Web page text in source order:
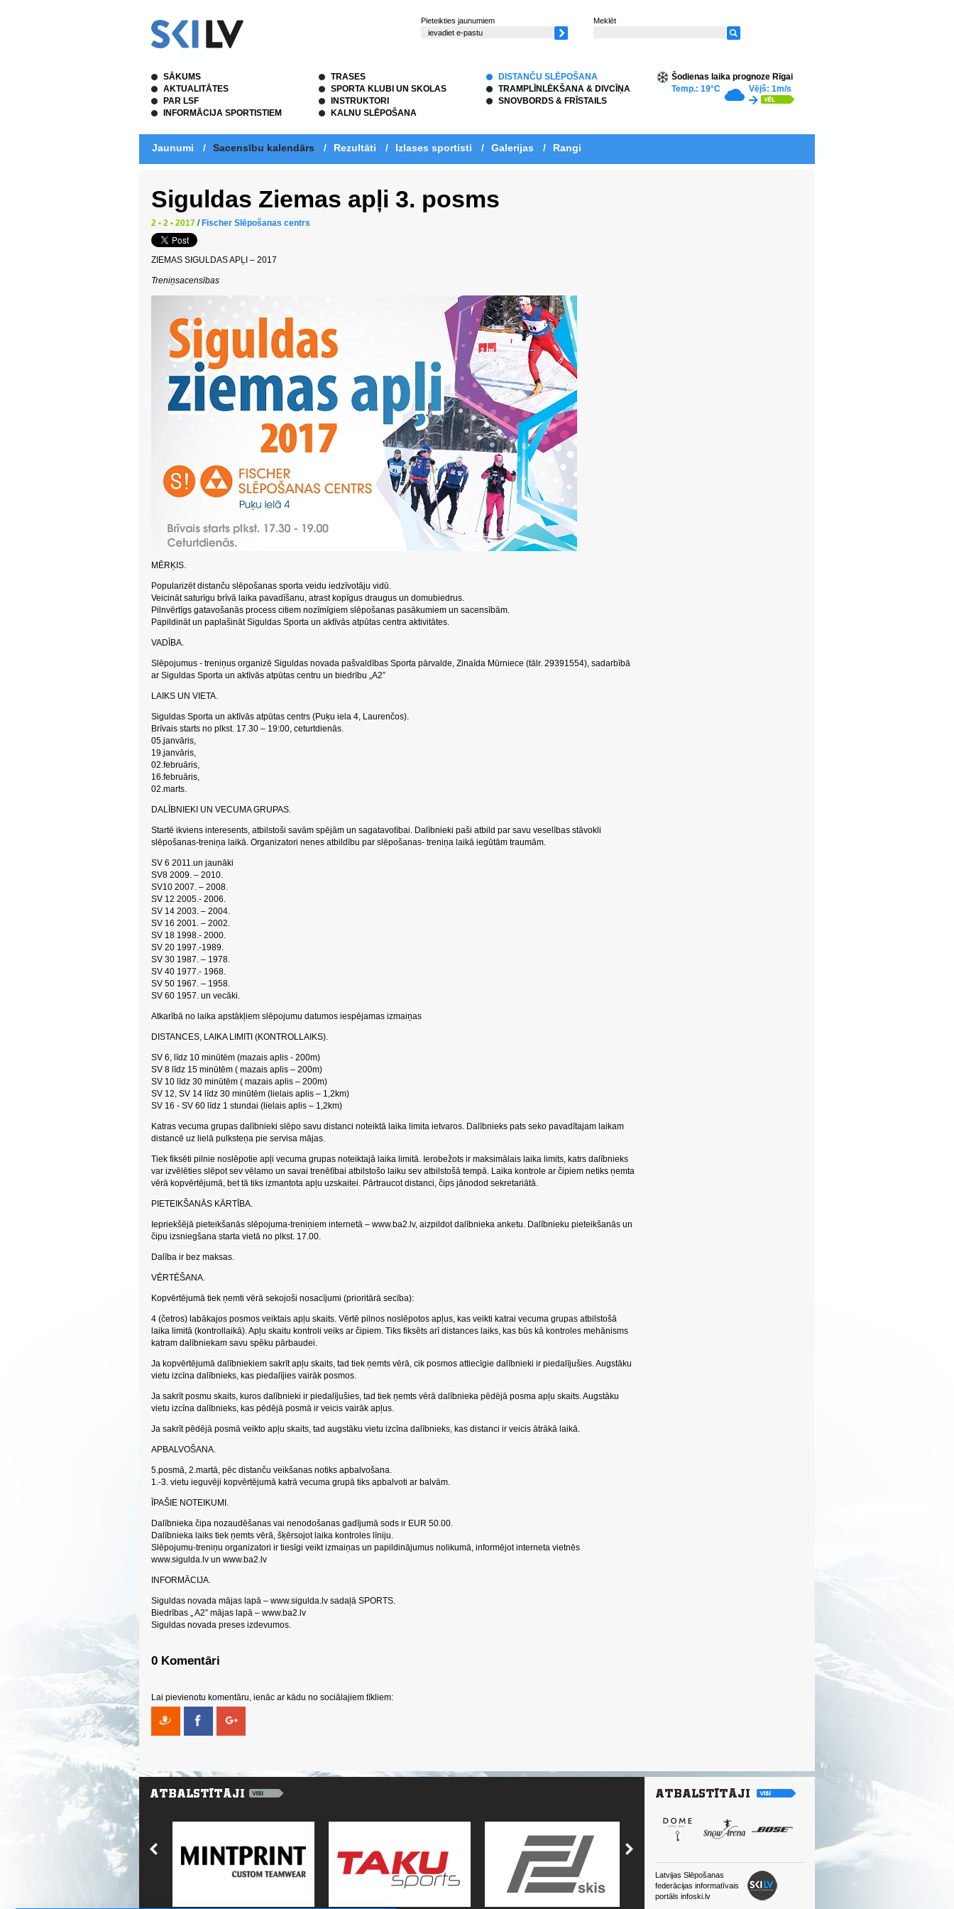
Pieteikties jaunumiem Meklēt
SĀKUMS
AKTUALITĀTES
PAR LSF
INFORMĀCIJA SPORTISTIEM
TRASES
SPORTA KLUBI UN SKOLAS
INSTRUKTORI
KALNU SLĒPOŠANA
DISTANČU SLĒPOŠANA
TRAMPLĪNLĒKŠANA & DIVCĪŅA
SNOVBORDS & FRĪSTAILS
Šodienas laika prognoze Rīgai
Temp.: 19°C
Vējš: 1m/s
Jaunumi / Sacensību kalendārs / Rezultāti / Izlases sportisti / Galerijas / Rangi
Siguldas Ziemas apļi 3. posms
2 • 2 • 2017 / Fischer Slēpošanas centrs
ZIEMAS SIGULDAS APĻI – 2017
Treniņsacensības
MĒRĶIS.
Popularizēt distanču slēpošanas sporta veidu iedzīvotāju vidū.
Veicināt saturīgu brīvā laika pavadīšanu, atrast kopīgus draugus un domubiedrus.
Pilnvērtīgs gatavošanās process citiem nozīmīgiem slēpošanas pasākumiem un sacensībām.
Papildināt un paplašināt Siguldas Sporta un aktīvās atpūtas centra aktivitātes.
VADĪBA.
Slēpojumus - treniņus organizē Siguldas novada pašvaldības Sporta pārvalde, Zinaīda Mūrniece (tālr. 29391554), sadarbībā
ar Siguldas Sporta un aktīvās atpūtas centru un biedrību „A2”
LAIKS UN VIETA.
Siguldas Sporta un aktīvās atpūtas centrs (Puķu iela 4, Laurenčos).
Brīvais starts no plkst. 17.30 – 19:00, ceturtdienās.
05.janvāris,
19.janvāris,
02.februāris,
16.februāris,
02.marts.
DALĪBNIEKI UN VECUMA GRUPAS.
Startē ikviens interesents, atbilstoši savām spējām un sagatavotībai. Dalībnieki paši atbild par savu veselības stāvokli
slēpošanas-treniņa laikā. Organizatori nenes atbildību par slēpošanas- treniņa laikā iegūtām traumām.
SV 6 2011.un jaunāki
SV8 2009. – 2010.
SV10 2007. – 2008.
SV 12 2005.- 2006.
SV 14 2003. – 2004.
SV 16 2001. – 2002.
SV 18 1998.- 2000.
SV 20 1997.-1989.
SV 30 1987. – 1978.
SV 40 1977.- 1968.
SV 50 1967. – 1958.
SV 60 1957. un vecāki.
Atkarībā no laika apstākļiem slēpojumu datumos iespējamas izmaiņas
DISTANCES, LAIKA LIMITI (KONTROLLAIKS).
SV 6, līdz 10 minūtēm (mazais aplis - 200m)
SV 8 līdz 15 minūtēm ( mazais aplis – 200m)
SV 10 līdz 30 minūtēm ( mazais aplis – 200m)
SV 12, SV 14 līdz 30 minūtēm (lielais aplis – 1,2km)
SV 16 - SV 60 līdz 1 stundai (lielais aplis – 1,2km)
Katras vecuma grupas dalībnieki slēpo savu distanci noteiktā laika limita ietvaros. Dalībnieks pats seko pavadītajam laikam
distancē uz lielā pulksteņa pie servisa mājas.
Tiek fiksēti pilnie noslēpotie apļi vecuma grupas noteiktajā laika limitā. Ierobežots ir maksimālais laika limits, katrs dalībnieks
var izvēlēties slēpot sev vēlamo un savai trenētībai atbilstošo laiku sev atbilstošā tempā. Laika kontrole ar čipiem netiks ņemta
vērā kopvērtējumā, bet tā tiks izmantota apļu uzskaitei. Pārtraucot distanci, čips jānodod sekretariātā.
PIETEIKŠANĀS KĀRTĪBA.
Iepriekšējā pieteikšanās slēpojuma-treniņiem internetā – www.ba2.lv, aizpildot dalībnieka anketu. Dalībnieku pieteikšanās un
čipu izsniegšana starta vietā no plkst. 17.00.
Dalība ir bez maksas.
VĒRTĒŠANA.
Kopvērtējumā tiek ņemti vērā sekojoši nosacījumi (prioritārā secība):
4 (četros) labākajos posmos veiktais apļu skaits. Vērtē pilnos noslēpotos apļus, kas veikti katrai vecuma grupas atbilstošā
laika limitā (kontrollaikā). Apļu skaitu kontroli veiks ar čipiem. Tiks fiksēts arī distances laiks, kas būs kā kontroles mehānisms
katram dalībniekam savu spēku pārbaudei.
Ja kopvērtējumā dalībniekiem sakrīt apļu skaits, tad tiek ņemts vērā, cik posmos attiecīgie dalībnieki ir piedalījušies. Augstāku
vietu izcīna dalībnieks, kas piedalījies vairāk posmos.
Ja sakrīt posmu skaits, kuros dalībnieki ir piedalījušies, tad tiek ņemts vērā dalībnieka pēdējā posma apļu skaits. Augstāku
vietu izcīna dalībnieks, kas pēdējā posmā ir veicis vairāk apļus.
Ja sakrīt pēdējā posmā veikto apļu skaits, tad augstāku vietu izcīna dalībnieks, kas distanci ir veicis ātrākā laikā.
APBALVOŠANA.
5.posmā, 2.martā, pēc distanču veikšanas notiks apbalvošana.
1.-3. vietu ieguvēji kopvērtējumā katrā vecuma grupā tiks apbalvoti ar balvām.
ĪPAŠIE NOTEIKUMI.
Dalībnieka čipa nozaudēšanas vai nenodošanas gadījumā sods ir EUR 50.00.
Dalībnieka laiks tiek ņemts vērā, šķērsojot laika kontroles līniju.
Slēpojumu-treniņu organizatori ir tiesīgi veikt izmaiņas un papildinājumus nolikumā, informējot interneta vietnēs
www.sigulda.lv un www.ba2.lv
INFORMĀCIJA.
Siguldas novada mājas lapā – www.sigulda.lv sadaļā SPORTS.
Biedrības „ A2” mājas lapā – www.ba2.lv
Siguldas novada preses izdevumos.
0 Komentāri
Lai pievienotu komentāru, ienāc ar kādu no sociālajiem tīkliem:
Latvijas Slēpošanas
federācijas informatīvais
portāls infoski.lv